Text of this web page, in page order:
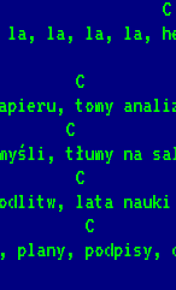
akordy darcie
[Brudne Dzieci Sida]
[Brudne Dzieci Sida]
C
la, la, la, la,
C
tomy
C
tłumy na
C
lata nauki
C
plany, podpisy,